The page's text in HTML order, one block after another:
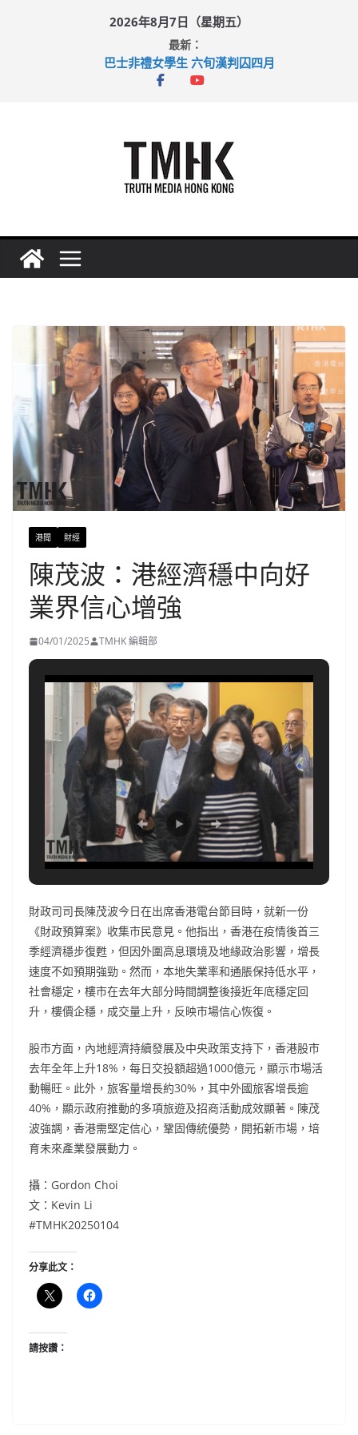
2026年8月7日（星期五）
最新：
巴士非禮女學生 六旬漢判囚四月
涉造假公屋富戶申報表 倉管員准保釋候訊
港聞 財經
陳茂波：港經濟穩中向好
業界信心增強
04/01/2025 TMHK 編輯部
財政司司長陳茂波今日在出席香港電台節目時，就新一份
《財政預算案》收集市民意見。他指出，香港在疫情後首三
季經濟穩步復甦，但因外圍高息環境及地緣政治影響，增長
速度不如預期強勁。然而，本地失業率和通脹保持低水平，
社會穩定，樓市在去年大部分時間調整後接近年底穩定回
升，樓價企穩，成交量上升，反映市場信心恢復。
股市方面，內地經濟持續發展及中央政策支持下，香港股市
去年全年上升18%，每日交投額超過1000億元，顯示市場活
動暢旺。此外，旅客量增長約30%，其中外國旅客增長逾
40%，顯示政府推動的多項旅遊及招商活動成效顯著。陳茂
波強調，香港需堅定信心，鞏固傳統優勢，開拓新市場，培
育未來產業發展動力。
攝：Gordon Choi
文：Kevin Li
#TMHK20250104
分享此文：
請按讚：